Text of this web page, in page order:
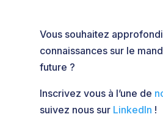
Vous souhaitez
connaissances sur le
future ?
Inscrivez vous à l’une de
suivez nous sur LinkedIn !